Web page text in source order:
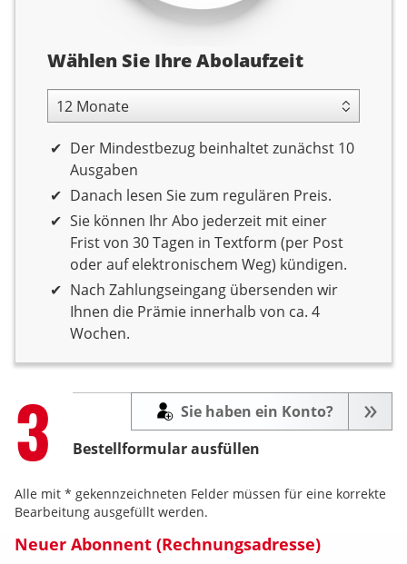
Abolaufzeit
Wählen Sie Ihre Abolaufzeit
12 Monate Laufzeit
Der Mindestbezug beinhaltet zunächst 10
Ausgaben
Danach lesen Sie zum regulären Preis.
Sie können Ihr Abo jederzeit mit einer
Frist von 30 Tagen in Textform (per Post
oder auf elektronischem Weg) kündigen.
Nach Zahlungseingang übersenden wir
Ihnen die Prämie innerhalb von ca. 4
Wochen.
Step
3 Bestellformular ausfüllen
Sie haben ein Konto?
Alle mit * gekennzeichneten Felder müssen für eine korrekte
Bearbeitung ausgefüllt werden.
Neuer Abonnent (Rechnungsadresse)